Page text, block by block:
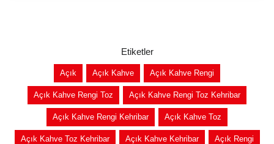
Etiketler
Açık Açık Kahve Açık Kahve Rengi
Açık Kahve Rengi Toz Açık Kahve Rengi Toz Kehribar
Açık Kahve Rengi Kehribar Açık Kahve Toz
Açık Kahve Toz Kehribar Açık Kahve Kehribar Açık Rengi